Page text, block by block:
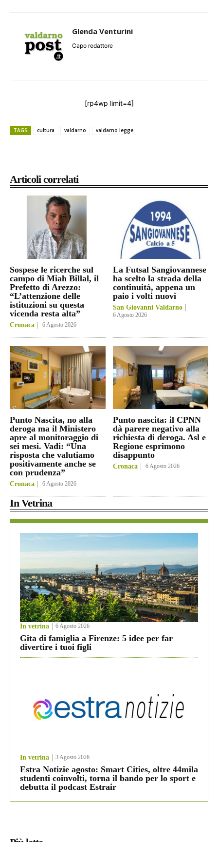
Articoli correlati
Sospese le ricerche sul
campo di Miah Billal, il
Prefetto di Arezzo:
“L’attenzione delle
istituzioni su questa
vicenda resta alta”
Cronaca 6 Agosto 2026
La Futsal Sangiovannese
ha scelto la strada della
continuità, appena un
paio i volti nuovi
San Giovanni Valdarno
6 Agosto 2026
Punto Nascita, no alla
deroga ma il Ministero
apre al monitoraggio di
sei mesi. Vadi: “Una
risposta che valutiamo
positivamente anche se
con prudenza”
Cronaca 6 Agosto 2026
Punto nascita: il CPNN
dà parere negativo alla
richiesta di deroga. Asl e
Regione esprimono
disappunto
Cronaca 6 Agosto 2026
In Vetrina
In vetrina 6 Agosto 2026
Gita di famiglia a Firenze: 5 idee per far
divertire i tuoi figli
In vetrina 3 Agosto 2026
Estra Notizie agosto: Smart Cities, oltre 44mila
studenti coinvolti, torna il bando per lo sport e
debutta il podcast Estrair
Glenda Venturini
Capo redattore
[rp4wp limit=4]
TAGS cultura valdarno valdarno legge